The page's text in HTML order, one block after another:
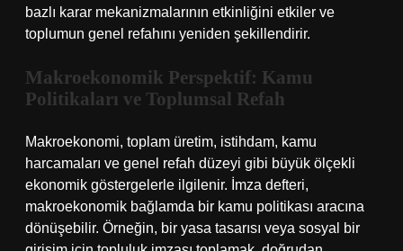
bazlı karar mekanizmalarının etkinliğini etkiler ve
toplumun genel refahını yeniden şekillendirir.
Makroekonomik Perspektif: Kamu
Politikaları ve Toplumsal Refah
Makroekonomi, toplam üretim, istihdam, kamu
harcamaları ve genel refah düzeyi gibi büyük ölçekli
ekonomik göstergelerle ilgilenir. İmza defteri,
makroekonomik bağlamda bir kamu politikası aracına
dönüşebilir. Örneğin, bir yasa tasarısı veya sosyal bir